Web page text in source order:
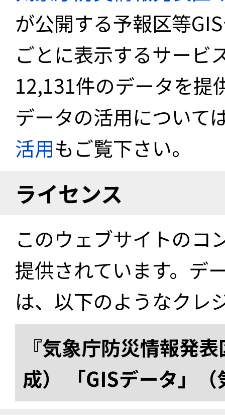
が公開する予報区等
ごとに表示するサービ
12,131件のデータを提
データの活用について
活用もご覧下さい。
ライセンス
このウェブサイトのコ
提供されています。デ
は、以下のようなクレ
『気象庁防災情報発
成） 「GISデータ」